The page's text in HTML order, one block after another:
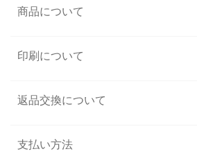
商品について
印刷について
返品交換について
支払い方法